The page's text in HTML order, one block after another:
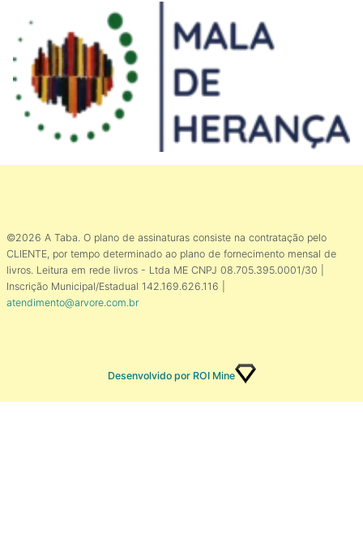
©2026 A Taba. O plano de assinaturas consiste na contratação pelo
CLIENTE, por tempo determinado ao plano de fornecimento mensal de
livros. Leitura em rede livros - Ltda ME CNPJ 08.705.395.0001/30 |
Inscrição Municipal/Estadual 142.169.626.116 |
atendimento@arvore.com.br
Desenvolvido por ROI Mine